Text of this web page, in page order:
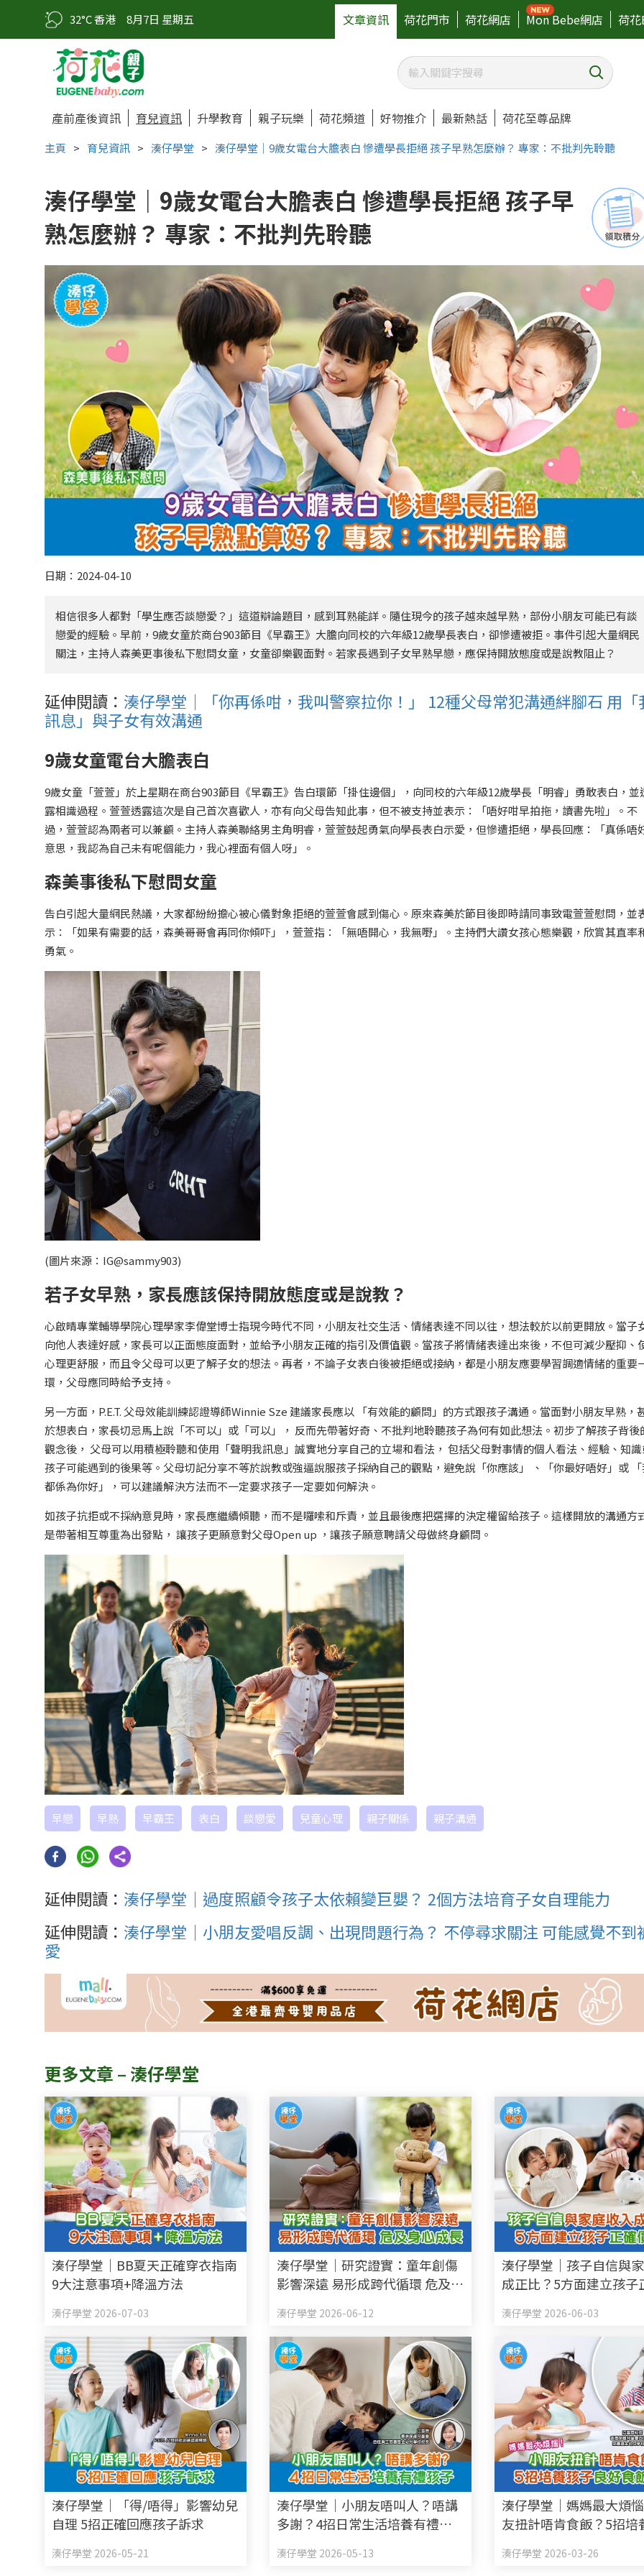
32°C 香港 8月7日 星期五 文章資訊 荷花門市 荷花網店 Mon Bebe網店 荷
產前產後資訊 育兒資訊 升學教育 親子玩樂 荷花頻道 好物推介 最新熱話 荷花至尊品牌
主頁 > 育兒資訊 > 湊仔學堂 > 湊仔學堂｜9歲女電台大膽表白 慘遭學長拒絕 孩子早熟怎麼辦？ 專家：不批判先聆聽
湊仔學堂｜9歲女電台大膽表白 慘遭學長拒絕 孩子早
熟怎麼辦？ 專家：不批判先聆聽
日期：2024-04-10
相信很多人都對「學生應否談戀愛？」這道辯論題目，感到耳熟能詳。隨住現今的孩子越來越早熟，部份小朋友可能已有談
戀愛的經驗。早前，9歲女童於商台903節目《早霸王》大膽向同校的六年級12歲學長表白，卻慘遭被拒。事件引起大量網民
關注，主持人森美更事後私下慰問女童，女童卻樂觀面對。若家長遇到子女早熟早戀，應保持開放態度或是說教阻止？
延伸閱讀： 湊仔學堂｜「你再係咁，我叫警察拉你！」 12種父母常犯溝通絆腳石 用「
訊息」與子女有效溝通
9歲女童電台大膽表白
9歲女童「萱萱」於上星期在商台903節目《早霸王》告白環節「掛住邊個」，向同校的六年級12歲學長「明睿」勇敢表白，並
露相識過程。萱萱透露這次是自己首次喜歡人，亦有向父母告知此事，但不被支持並表示：「唔好咁早拍拖，讀書先啦」。不
過，萱萱認為兩者可以兼顧。主持人森美聯絡男主角明睿，萱萱鼓起勇氣向學長表白示愛，但慘遭拒絕，學長回應：「真係唔
意思，我認為自己未有呢個能力，我心裡面有個人呀」。
森美事後私下慰問女童
告白引起大量網民熱議，大家都紛紛擔心被心儀對象拒絕的萱萱會感到傷心。原來森美於節目後即時請同事致電萱萱慰問，並
示：「如果有需要的話，森美哥哥會再同你傾吓」，萱萱指：「無唔開心，我無嘢」。主持們大讚女孩心態樂觀，欣賞其直率
勇氣。
(圖片來源：IG@sammy903)
若子女早熟，家長應該保持開放態度或是說教？
心啟晴專業輔導學院心理學家李偉堂博士指現今時代不同，小朋友社交生活、情緒表達不同以往，想法較於以前更開放。當子
向他人表達好感，家長可以正面態度面對，並給予小朋友正確的指引及價值觀。當孩子將情緒表達出來後，不但可減少壓抑、
心理更舒服，而且令父母可以更了解子女的想法。再者，不論子女表白後被拒絕或接納，都是小朋友應要學習調適情緒的重要
環，父母應同時給予支持。
另一方面，P.E.T. 父母效能訓練認證導師Winnie Sze 建議家長應以 「有效能的顧問」的方式跟孩子溝通。當面對小朋友早熟，
於想表白，家長切忌馬上說「不可以」或「可以」， 反而先帶著好奇、不批判地聆聽孩子為何有如此想法。初步了解孩子背後
觀念後， 父母可以用積極聆聽和使用「聲明我訊息」誠實地分享自己的立場和看法， 包括父母對事情的個人看法、經驗、知
孩子可能遇到的後果等。父母切記分享不等於說教或強逼說服孩子採納自己的觀點，避免說「你應該」 、「你最好唔好」或
都係為你好」，可以建議解決方法而不一定要求孩子一定要如何解決。
如孩子抗拒或不採納意見時，家長應繼續傾聽，而不是囉嗦和斥責，並且最後應把選擇的決定權留給孩子。這樣開放的溝通方
是帶著相互尊重為出發點， 讓孩子更願意對父母Open up ，讓孩子願意聘請父母做終身顧問。
早戀 早熟 早霸王 表白 談戀愛 兒童心理 親子關係 親子溝通
延伸閱讀： 湊仔學堂｜過度照顧令孩子太依賴變巨嬰？ 2個方法培育子女自理能力
延伸閱讀： 湊仔學堂｜小朋友愛唱反調、出現問題行為？ 不停尋求關注 可能感覺不到
愛
更多文章 – 湊仔學堂
湊仔學堂｜BB夏天正確穿衣指南
9大注意事項+降溫方法
湊仔學堂 2026-07-03
湊仔學堂｜研究證實：童年創傷
影響深遠 易形成跨代循環 危及身
湊仔學堂 2026-06-12
湊仔學堂｜孩子自信與
成正比？5方面建立孩子
湊仔學堂 2026-06-03
湊仔學堂｜「得/唔得」影響幼兒
自理 5招正確回應孩子訴求
湊仔學堂 2026-05-21
湊仔學堂｜小朋友唔叫人？唔講
多謝？4招日常生活培養有禮孩
湊仔學堂 2026-05-13
湊仔學堂｜媽媽最大煩
友扭計唔肯食飯？5招培
湊仔學堂 2026-03-26